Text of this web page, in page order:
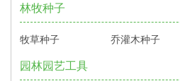
林牧种子
牧草种子 乔灌木种子
园林园艺工具